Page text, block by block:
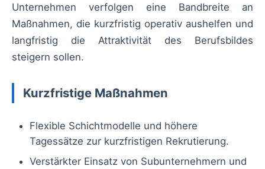
Unternehmen verfolgen eine Bandbreite an
Maßnahmen, die kurzfristig operativ aushelfen und
langfristig die Attraktivität des Berufsbildes
steigern sollen.
Kurzfristige Maßnahmen
Flexible Schichtmodelle und höhere
Tagessätze zur kurzfristigen Rekrutierung.
Verstärkter Einsatz von Subunternehmern und